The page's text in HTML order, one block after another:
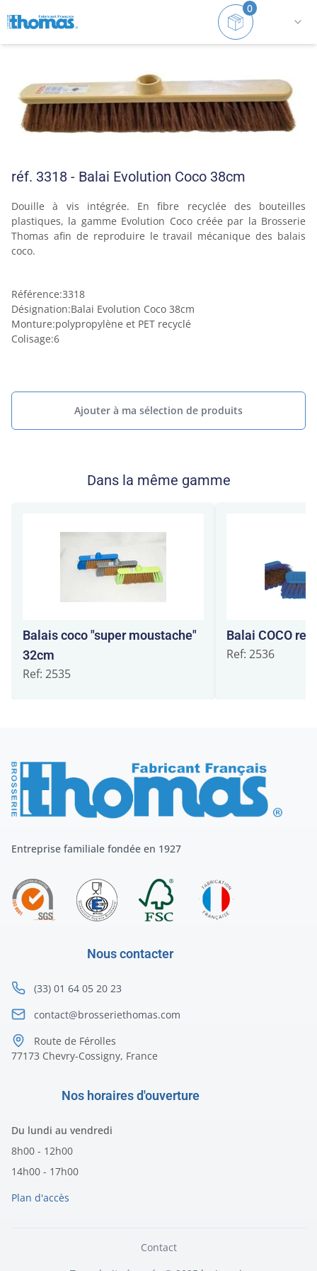
0
Accueil Intérieur/Extérieur et sols rugueux
réf. 3318 - Balai Evolution Coco 38cm
Douille à vis intégrée. En fibre recyclée des bouteilles
plastiques, la gamme Evolution Coco créée par la Brosserie
Thomas afin de reproduire le travail mécanique des balais
coco.
Référence:3318
Désignation:Balai Evolution Coco 38cm
Monture:polypropylène et PET recyclé
Colisage:6
Ajouter à ma sélection de produits
Dans la même gamme
Balais coco "super moustache"
32cm
Ref: 2535
Balai COCO
Ref: 2536
Entreprise familiale fondée en 1927
Nous contacter
(33) 01 64 05 20 23
contact@brosseriethomas.com
Route de Férolles
77173 Chevry-Cossigny, France
Nos horaires d'ouverture
Du lundi au vendredi
8h00 - 12h00
14h00 - 17h00
Plan d'accès
Contact